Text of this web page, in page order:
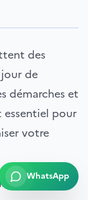
des
de
démarches et
essentiel pour
votre
incomplet
WhatsApp